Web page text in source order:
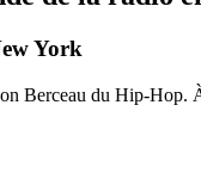
York
Berceau du Hip-Hop.